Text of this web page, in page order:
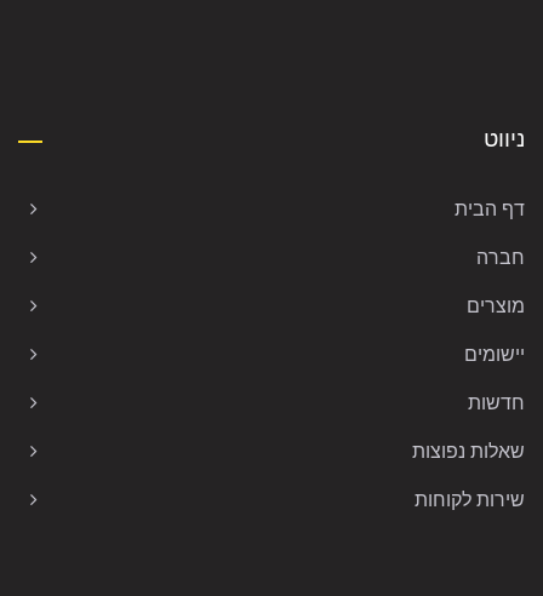
ניווט
דף הבית
חברה
מוצרים
יישומים
חדשות
שאלות נפוצות
שירות לקוחות